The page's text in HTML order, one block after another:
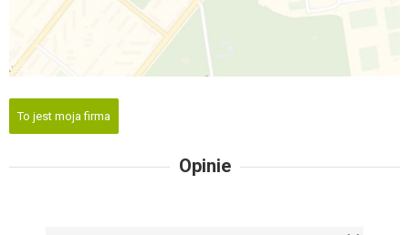
To jest moja firma
Opinie